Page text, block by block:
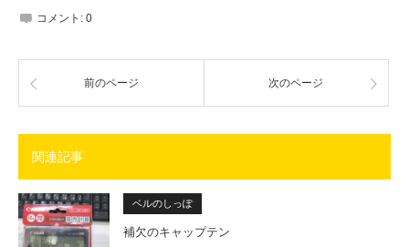
コメント: 0
前のページ 次のページ
関連記事
ベルのしっぽ
補欠のキャップテン